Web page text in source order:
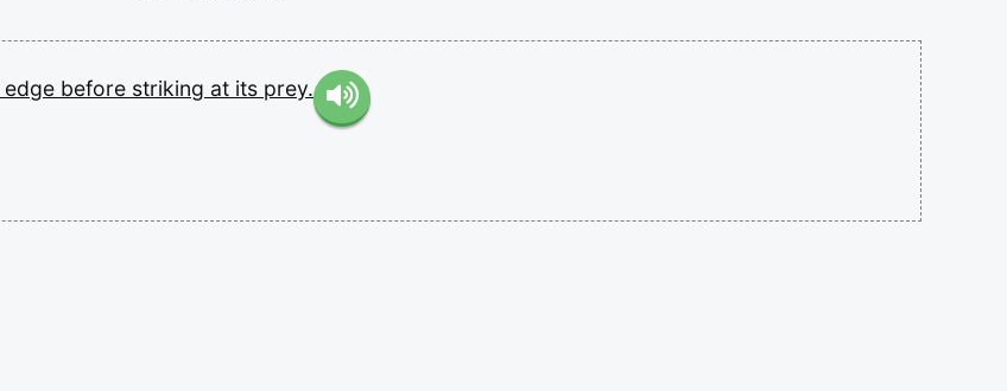
edge before striking at its prey.